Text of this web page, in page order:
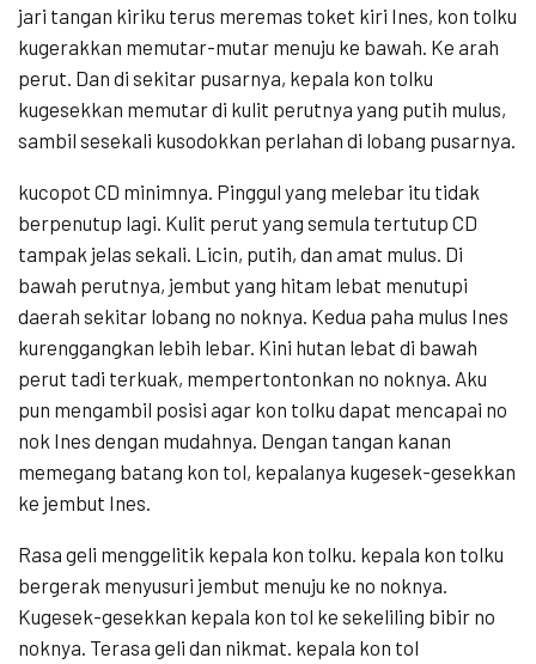
jari tangan kiriku terus meremas toket kiri Ines, kon tolku
kugerakkan memutar-mutar menuju ke bawah. Ke arah
perut. Dan di sekitar pusarnya, kepala kon tolku
kugesekkan memutar di kulit perutnya yang putih mulus,
sambil sesekali kusodokkan perlahan di lobang pusarnya.
kucopot CD minimnya. Pinggul yang melebar itu tidak
berpenutup lagi. Kulit perut yang semula tertutup CD
tampak jelas sekali. Licin, putih, dan amat mulus. Di
bawah perutnya, jembut yang hitam lebat menutupi
daerah sekitar lobang no noknya. Kedua paha mulus Ines
kurenggangkan lebih lebar. Kini hutan lebat di bawah
perut tadi terkuak, mempertontonkan no noknya. Aku
pun mengambil posisi agar kon tolku dapat mencapai no
nok Ines dengan mudahnya. Dengan tangan kanan
memegang batang kon tol, kepalanya kugesek-gesekkan
ke jembut Ines.
Rasa geli menggelitik kepala kon tolku. kepala kon tolku
bergerak menyusuri jembut menuju ke no noknya.
Kugesek-gesekkan kepala kon tol ke sekeliling bibir no
noknya. Terasa geli dan nikmat. kepala kon tol